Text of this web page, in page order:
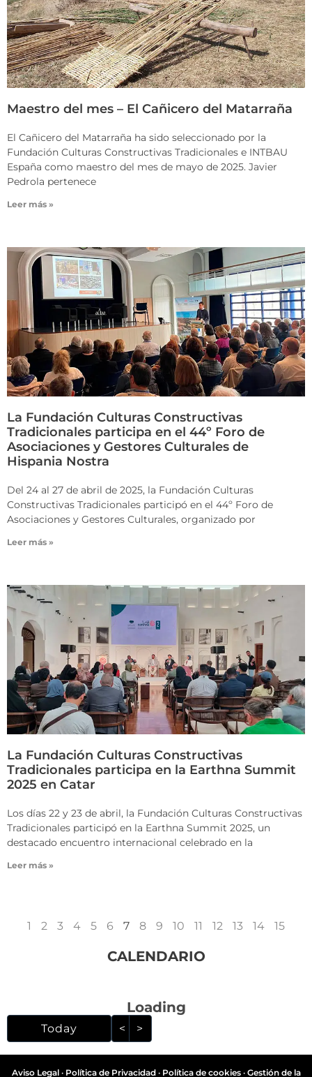
Maestro del mes – El Cañicero del Matarraña
El Cañicero del Matarraña ha sido seleccionado por la
Fundación Culturas Constructivas Tradicionales e INTBAU
España como maestro del mes de mayo de 2025. Javier
Pedrola pertenece
Leer más »
La Fundación Culturas Constructivas
Tradicionales participa en el 44º Foro de
Asociaciones y Gestores Culturales de
Hispania Nostra
Del 24 al 27 de abril de 2025, la Fundación Culturas
Constructivas Tradicionales participó en el 44º Foro de
Asociaciones y Gestores Culturales, organizado por
Leer más »
La Fundación Culturas Constructivas
Tradicionales participa en la Earthna Summit
2025 en Catar
Los días 22 y 23 de abril, la Fundación Culturas Constructivas
Tradicionales participó en la Earthna Summit 2025, un
destacado encuentro internacional celebrado en la
Leer más »
1 2 3 4 5 6 7 8 9 10 11 12 13 14 15
CALENDARIO
Loading - current view
Loading
Today < >
Aviso Legal· Política de Privacidad· Política de cookies· Gestión de la